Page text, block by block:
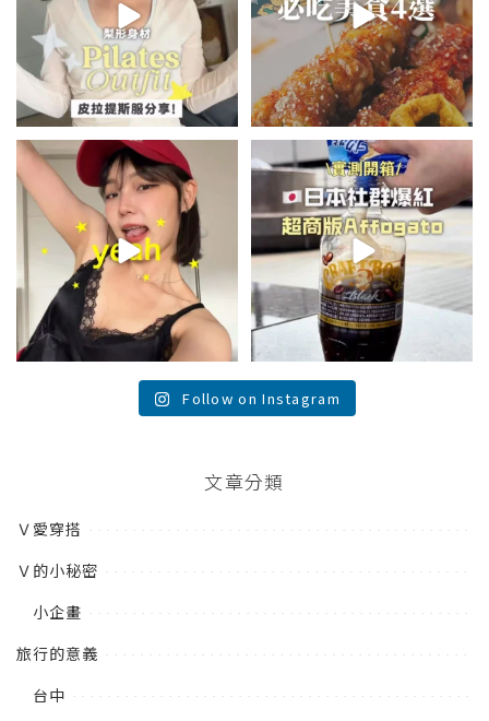
summer outfit⋆.˚✮🎧✮˚.⋆
夏日穿搭最需要單品！...
755 43
\🇯🇵日本爆紅!超商版Affogato
🍨☕️/
🏷️#吉推日本🇯🇵...
117 26
Follow on Instagram
文章分類
Ｖ愛穿搭
Ｖ的小秘密
小企畫
旅行的意義
台中